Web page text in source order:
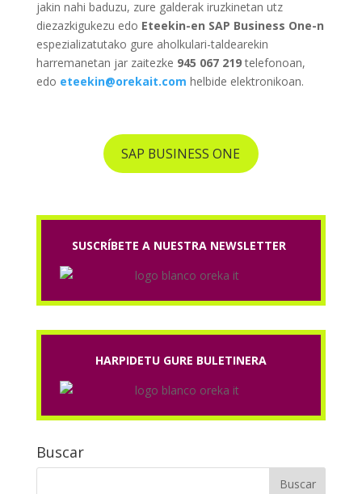
jakin nahi baduzu, zure galderak iruzkinetan utz
diezazkigukezu edo Eteekin-en SAP Business One-n
espezializatutako gure aholkulari-taldearekin
harremanetan jar zaitezke 945 067 219telefonoan,
edo eteekin@orekait.com helbide elektronikoan.
SAP BUSINESS ONE
SUSCRÍBETE A NUESTRA NEWSLETTER
HARPIDETU GURE BULETINERA
Buscar